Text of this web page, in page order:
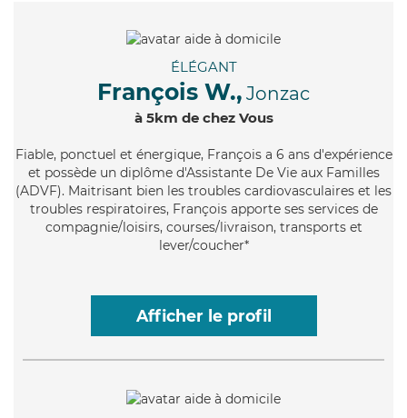
ÉLÉGANT
François W., Jonzac
à 5km de chez Vous
Fiable, ponctuel et énergique, François a 6 ans d'expérience
et possède un diplôme d'Assistante De Vie aux Familles
(ADVF). Maitrisant bien les troubles cardiovasculaires et les
troubles respiratoires, François apporte ses services de
compagnie/loisirs, courses/livraison, transports et
lever/coucher*
Afficher le profil